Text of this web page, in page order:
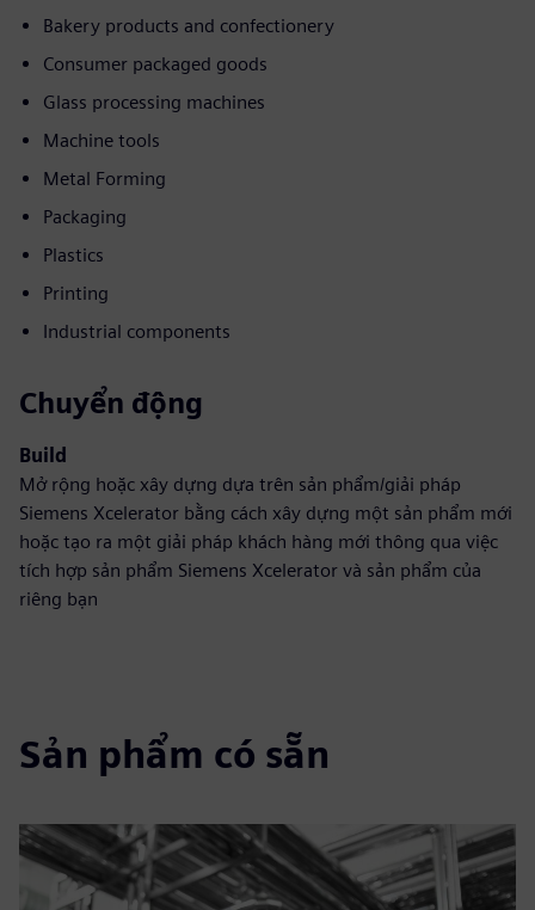
Bakery products and confectionery
Consumer packaged goods
Glass processing machines
Machine tools
Metal Forming
Packaging
Plastics
Printing
Industrial components
Chuyển động
Build
Mở rộng hoặc xây dựng dựa trên sản phẩm/giải pháp
Siemens Xcelerator bằng cách xây dựng một sản phẩm mới
hoặc tạo ra một giải pháp khách hàng mới thông qua việc
tích hợp sản phẩm Siemens Xcelerator và sản phẩm của
riêng bạn
Sản phẩm có sẵn